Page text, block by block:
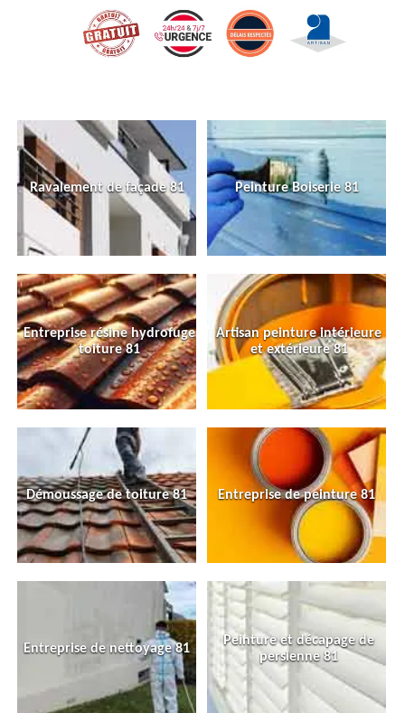
Ravalement de façade 81 Peinture Boiserie 81
Entreprise résine hydrofuge
toiture 81
Artisan peinture intérieure
et extérieure 81
Démoussage de toiture 81 Entreprise de peinture 81
Entreprise de nettoyage 81
Peinture et décapage de
persienne 81